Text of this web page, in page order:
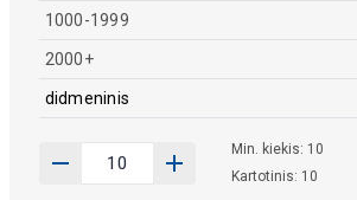
1000-1999
2000+
didmeninis
Min. kiekis: 10
Kartotinis: 10